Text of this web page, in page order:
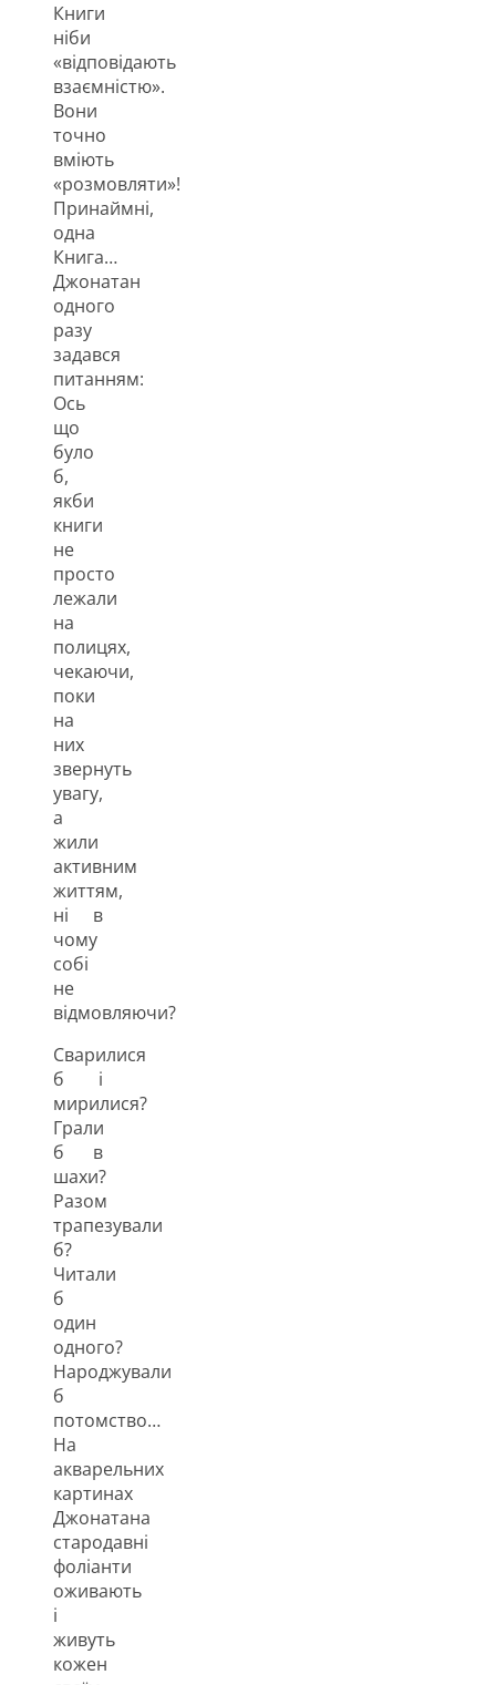
Книги
ніби
«відповідають
взаємністю».
Вони
точно
вміють
«розмовляти»!
Принаймні,
одна
Книга…
Джонатан
одного
разу
задався
питанням:
Ось
що
було
б,
якби
книги
не
просто
лежали
на
полицях,
чекаючи,
поки
на
них
звернуть
увагу,
а
жили
активним
життям,
ні в
чому
собі
не
відмовляючи?
Сварилися
б і
мирилися?
Грали
б в
шахи?
Разом
трапезували
б?
Читали
б
один
одного?
Народжували
б
потомство…
На
акварельних
картинах
Джонатана
стародавні
фоліанти
оживають
і
живуть
кожен